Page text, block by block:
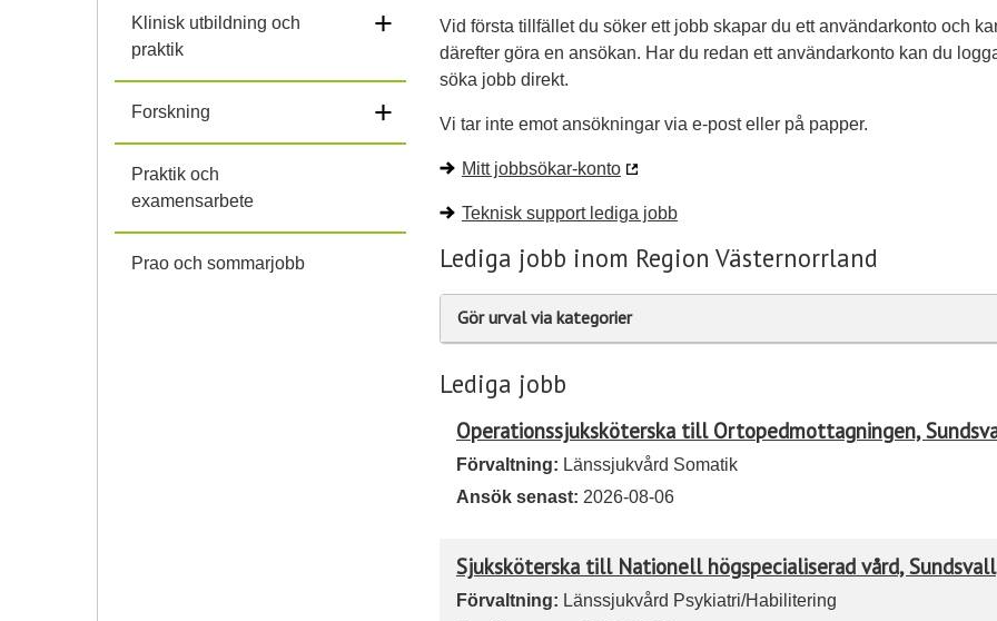
Klinisk utbildning och
praktik
+
Forskning +
Praktik och
examensarbete
Prao och sommarjobb
Vid första tillfället du söker ett jobb skapar du ett användarkonto och
därefter göra en ansökan. Har du redan ett användarkonto kan du
söka jobb direkt.
Vi tar inte emot ansökningar via e-post eller på papper.
Mitt jobbsökar-konto
Teknisk support lediga jobb
Lediga jobb inom Region Västernorrland
Gör urval via kategorier
Lediga jobb
Operationssjuksköterska till Ortopedmottagningen,
Förvaltning: Länssjukvård Somatik
Ansök senast: 2026-08-06
Sjuksköterska till Nationell högspecialiserad vård, Sundsvall
Förvaltning: Länssjukvård Psykiatri/Habilitering